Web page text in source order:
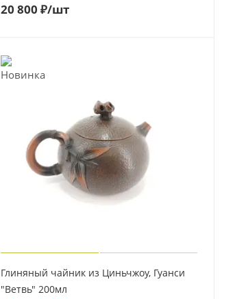
20 800 ₽/шт
Глиняный чайник из Циньчжоу, Гуанси
"Ветвь" 200мл